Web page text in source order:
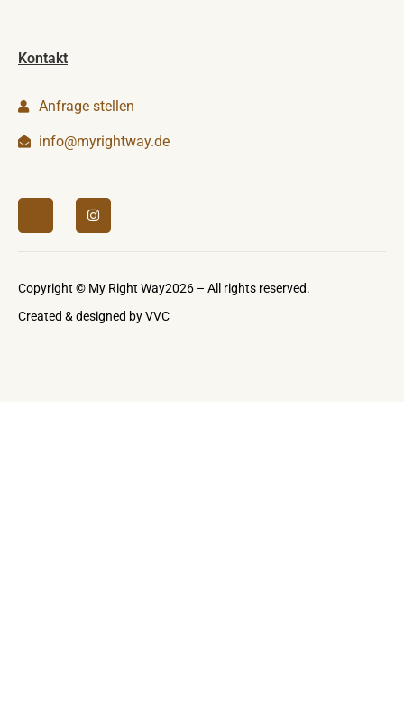
Kontakt
Anfrage stellen
info@myrightway.de
Copyright © My Right Way2026 – All rights reserved.
Created & designed byVVC